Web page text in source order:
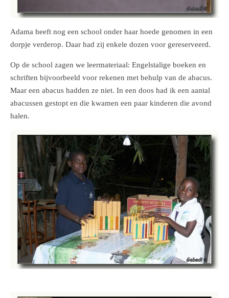
Adama heeft nog een school onder haar hoede genomen in een
dorpje verderop. Daar had zij enkele dozen voor gereserveerd.
Op de school zagen we leermateriaal: Engelstalige boeken en
schriften bijvoorbeeld voor rekenen met behulp van de abacus.
Maar een abacus hadden ze niet. In een doos had ik een aantal
abacussen gestopt en die kwamen een paar kinderen die avond
halen.